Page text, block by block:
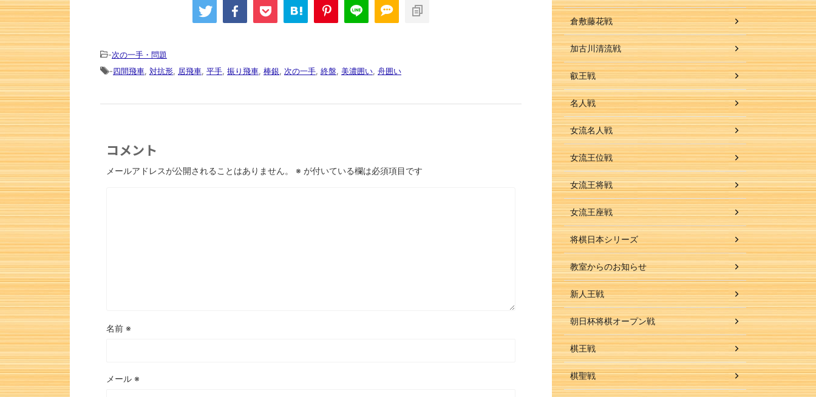
-次の一手・問題
-四間飛車, 対抗形, 居飛車, 平手, 振り飛車, 棒銀, 次の一手, 終盤, 美濃囲い, 舟囲い
コメント
メールアドレスが公開されることはありません。 ※ が付いている欄は必須項目です
名前 ※
メール ※
倉敷藤花戦
加古川清流戦
叡王戦
名人戦
女流名人戦
女流王位戦
女流王将戦
女流王座戦
将棋日本シリーズ
教室からのお知らせ
新人王戦
朝日杯将棋オープン戦
棋王戦
棋聖戦